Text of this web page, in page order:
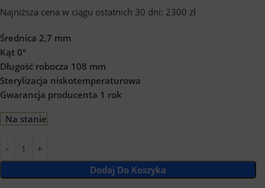
Najniższa cena w ciągu ostatnich 30 dni: 2300 zł
Średnica 2,7 mm
Kąt 0°
Długość robocza 108 mm
Sterylizacja niskotemperaturowa
Gwarancja producenta 1 rok
Na stanie
Dodaj Do Koszyka